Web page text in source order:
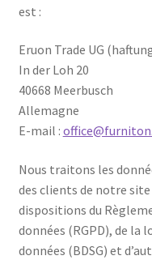
Mentions légales
CONDITIONS
est :
Eruon Trade UG
In der Loh 20
40668 Meerbusch
Allemagne
E-mail :
Nous traitons les
des clients de notre
dispositions du
données (RGPD), de la
données (BDSG) et